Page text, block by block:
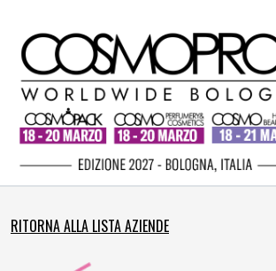
RITORNA ALLA LISTA AZIENDE